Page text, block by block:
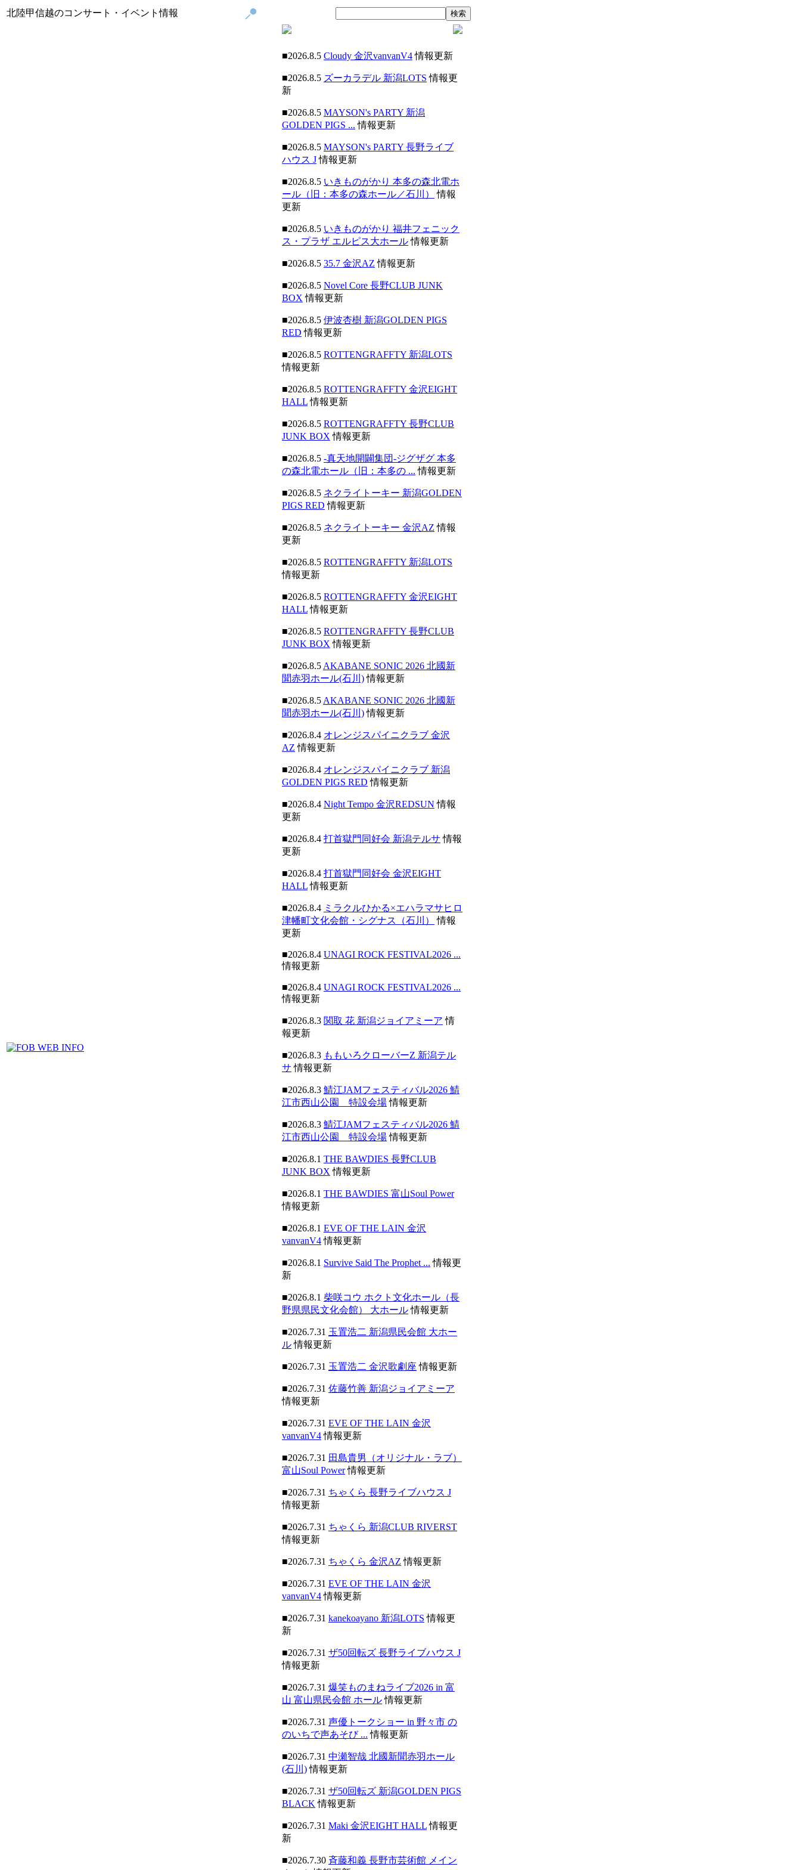
北陸甲信越のコンサート・イベント情報
■2026.8.5 Cloudy 金沢vanvanV4情報更新
■2026.8.5 ズーカラデル 新潟LOTS 情報更
新
■2026.8.5 MAYSON's PARTY 新潟
GOLDEN PIGS ... 情報更新
■2026.8.5 MAYSON's PARTY 長野ライブ
ハウス J情報更新
■2026.8.5 いきものがかり 本多の森北電ホ
ール（旧：本多の森ホール／石川）
情報
更新
■2026.8.5 いきものがかり 福井フェニック
ス・プラザ エルピス大ホール情報更新
■2026.8.5 35.7 金沢AZ 情報更新
■2026.8.5 Novel Core 長野CLUB JUNK
BOX 情報更新
■2026.8.5 伊波杏樹 新潟GOLDEN PIGS
RED 情報更新
■2026.8.5 ROTTENGRAFFTY 新潟LOTS
情報更新
■2026.8.5 ROTTENGRAFFTY 金沢EIGHT
HALL情報更新
■2026.8.5 ROTTENGRAFFTY 長野CLUB
JUNK BOX 情報更新
■2026.8.5 -真天地開闢集団-ジグザグ 本多
の森北電ホール（旧：本多の ... 情報更新
■2026.8.5 ネクライトーキー 新潟GOLDEN
PIGS RED 情報更新
■2026.8.5 ネクライトーキー 金沢AZ 情報
更新
■2026.8.5 ROTTENGRAFFTY 新潟LOTS
情報更新
■2026.8.5 ROTTENGRAFFTY 金沢EIGHT
HALL情報更新
■2026.8.5 ROTTENGRAFFTY 長野CLUB
JUNK BOX 情報更新
■2026.8.5 AKABANE SONIC 2026 北國新
聞赤羽ホール(石川)情報更新
■2026.8.5 AKABANE SONIC 2026 北國新
聞赤羽ホール(石川)情報更新
■2026.8.4 オレンジスパイニクラブ 金沢
AZ 情報更新
■2026.8.4 オレンジスパイニクラブ 新潟
GOLDEN PIGS RED 情報更新
■2026.8.4 Night Tempo 金沢REDSUN 情報
更新
■2026.8.4 打首獄門同好会 新潟テルサ 情報
更新
■2026.8.4 打首獄門同好会 金沢EIGHT
HALL情報更新
■2026.8.4 ミラクルひかる×エハラマサヒロ
津幡町文化会館・シグナス（石川）
情報
更新
■2026.8.4 UNAGI ROCK FESTIVAL2026 ...
情報更新
■2026.8.4 UNAGI ROCK FESTIVAL2026 ...
情報更新
■2026.8.3 関取 花 新潟ジョイアミーア 情
報更新
■2026.8.3 ももいろクローバーZ 新潟テル
サ 情報更新
■2026.8.3 鯖江JAMフェスティバル2026 鯖
江市西山公園 特設会場情報更新
■2026.8.3 鯖江JAMフェスティバル2026 鯖
江市西山公園 特設会場情報更新
■2026.8.1 THE BAWDIES 長野CLUB
JUNK BOX 情報更新
■2026.8.1 THE BAWDIES 富山Soul Power
情報更新
■2026.8.1 EVE OF THE LAIN 金沢
vanvanV4情報更新
■2026.8.1 Survive Said The Prophet ... 情報更
新
■2026.8.1 柴咲コウ ホクト文化ホール（長
野県県民文化会館） 大ホール情報更新
■2026.7.31 玉置浩二 新潟県民会館 大ホー
ル情報更新
■2026.7.31 玉置浩二 金沢歌劇座 情報更新
■2026.7.31 佐藤竹善 新潟ジョイアミーア
情報更新
■2026.7.31 EVE OF THE LAIN 金沢
vanvanV4情報更新
■2026.7.31 田島貴男（オリジナル・ラブ）
富山Soul Power情報更新
■2026.7.31 ちゃくら 長野ライブハウス J
情報更新
■2026.7.31 ちゃくら 新潟CLUB RIVERST
情報更新
■2026.7.31 ちゃくら 金沢AZ 情報更新
■2026.7.31 EVE OF THE LAIN 金沢
vanvanV4情報更新
■2026.7.31 kanekoayano 新潟LOTS 情報更
新
■2026.7.31 ザ50回転ズ 長野ライブハウス J
情報更新
■2026.7.31 爆笑ものまねライブ2026 in 富
山 富山県民会館 ホール情報更新
■2026.7.31 声優トークショー in 野々市 の
のいちで声あそび ... 情報更新
■2026.7.31 中瀬智哉 北國新聞赤羽ホール
(石川)情報更新
■2026.7.31 ザ50回転ズ 新潟GOLDEN PIGS
BLACK 情報更新
■2026.7.31 Maki 金沢EIGHT HALL情報更
新
■2026.7.30 斉藤和義 長野市芸術館 メイン